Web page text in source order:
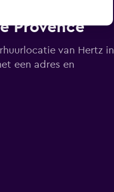
Provence
van Hertz in
een adres en